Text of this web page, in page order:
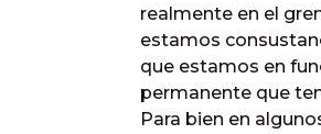
realmente en el
estamos
que estamos en
permanente que
Para bien en